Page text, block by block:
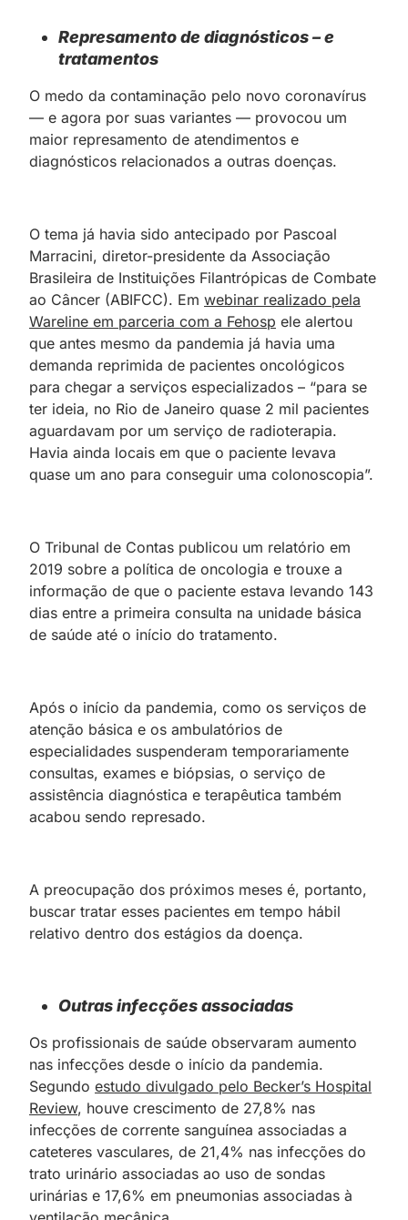
Represamento de diagnósticos – e
tratamentos
O medo da contaminação pelo novo coronavírus
— e agora por suas variantes — provocou um
maior represamento de atendimentos e
diagnósticos relacionados a outras doenças.
O tema já havia sido antecipado por Pascoal
Marracini, diretor-presidente da Associação
Brasileira de Instituições Filantrópicas de Combate
ao Câncer (ABIFCC). Em webinar realizado pela
Wareline em parceria com a Fehosp ele alertou
que antes mesmo da pandemia já havia uma
demanda reprimida de pacientes oncológicos
para chegar a serviços especializados – “para se
ter ideia, no Rio de Janeiro quase 2 mil pacientes
aguardavam por um serviço de radioterapia.
Havia ainda locais em que o paciente levava
quase um ano para conseguir uma colonoscopia”.
O Tribunal de Contas publicou um relatório em
2019 sobre a política de oncologia e trouxe a
informação de que o paciente estava levando 143
dias entre a primeira consulta na unidade básica
de saúde até o início do tratamento.
Após o início da pandemia, como os serviços de
atenção básica e os ambulatórios de
especialidades suspenderam temporariamente
consultas, exames e biópsias, o serviço de
assistência diagnóstica e terapêutica também
acabou sendo represado.
A preocupação dos próximos meses é, portanto,
buscar tratar esses pacientes em tempo hábil
relativo dentro dos estágios da doença.
Outras infecções associadas
Os profissionais de saúde observaram aumento
nas infecções desde o início da pandemia.
Segundo estudo divulgado pelo Becker’s Hospital
Review, houve crescimento de 27,8% nas
infecções de corrente sanguínea associadas a
cateteres vasculares, de 21,4% nas infecções do
trato urinário associadas ao uso de sondas
urinárias e 17,6% em pneumonias associadas à